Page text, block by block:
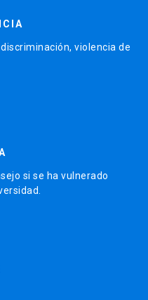
violencia de
si se ha vulnerado